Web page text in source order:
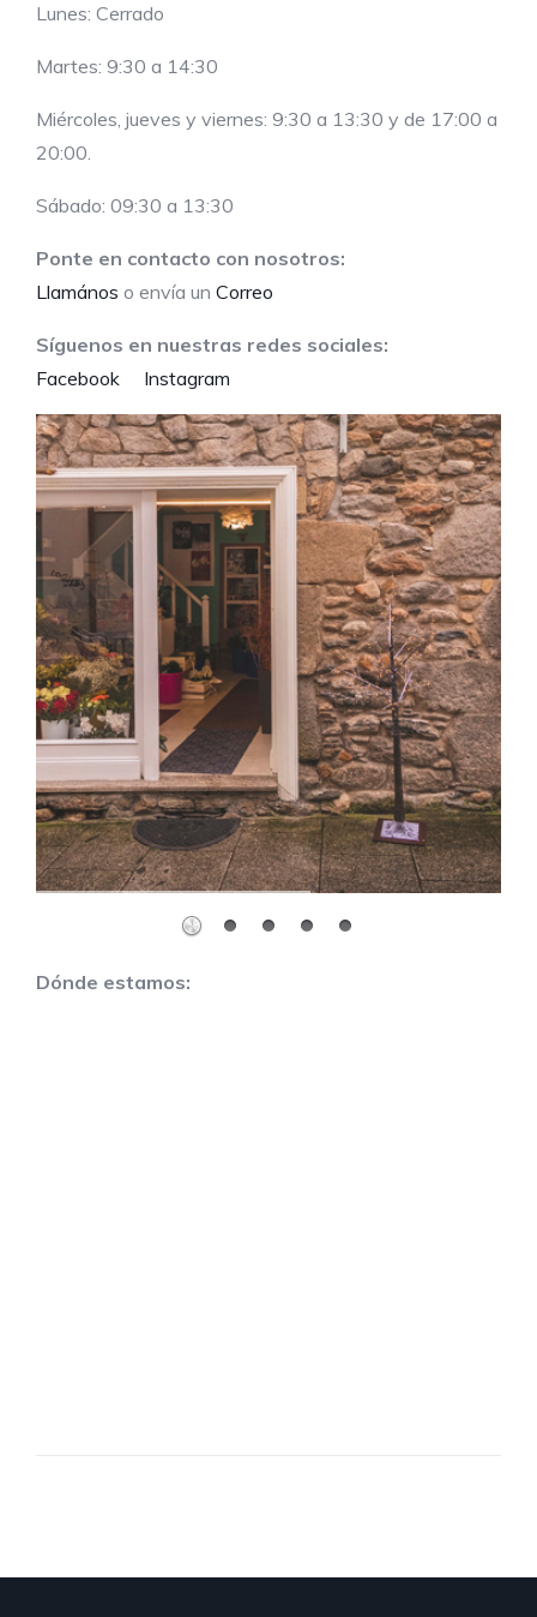
Lunes: Cerrado
Martes: 9:30 a 14:30
Miércoles, jueves y viernes: 9:30 a 13:30 y de 17:00 a
20:00.
Sábado: 09:30 a 13:30
Ponte en contacto con nosotros:
Llamános o envía un Correo
Síguenos en nuestras redes sociales:
Facebook
Instagram
Dónde estamos: